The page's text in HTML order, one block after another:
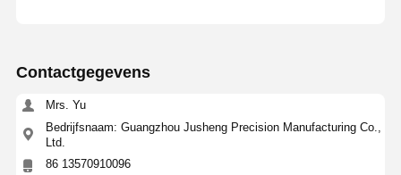
Contactgegevens
Mrs. Yu
Bedrijfsnaam: Guangzhou Jusheng Precision Manufacturing Co.,
Ltd.
86 13570910096